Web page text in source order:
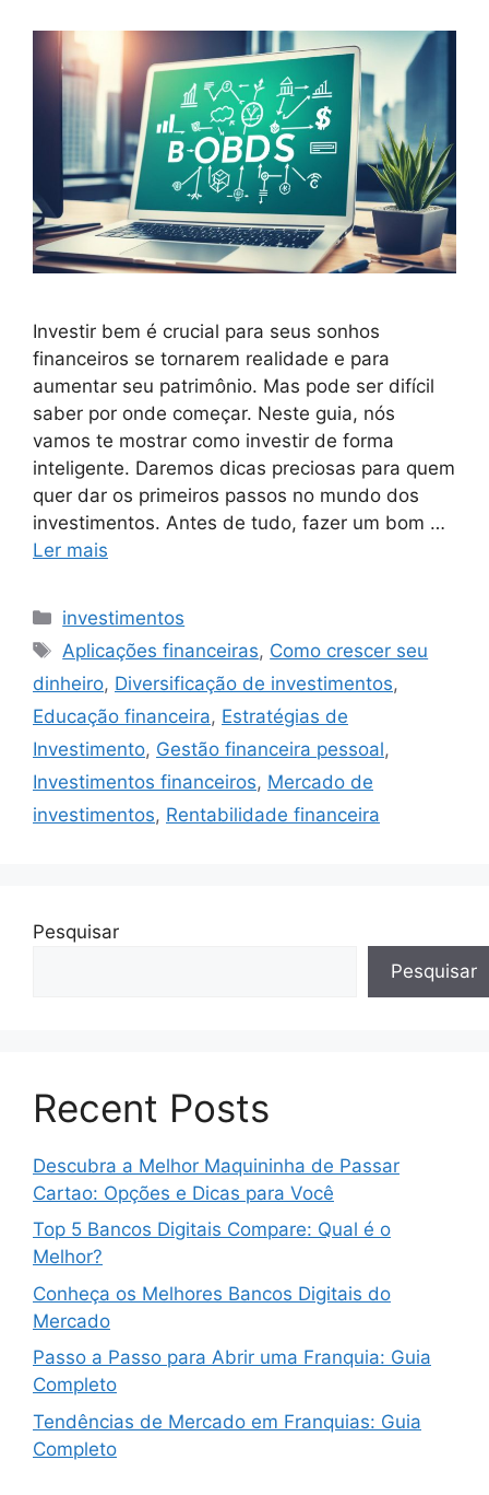
Investir bem é crucial para seus sonhos
financeiros se tornarem realidade e para
aumentar seu patrimônio. Mas pode ser difícil
saber por onde começar. Neste guia, nós
vamos te mostrar como investir de forma
inteligente. Daremos dicas preciosas para quem
quer dar os primeiros passos no mundo dos
investimentos. Antes de tudo, fazer um bom …
Ler mais
Categorias
investimentos
Tags
Aplicações financeiras, Como crescer seu
dinheiro, Diversificação de investimentos,
Educação financeira, Estratégias de
Investimento, Gestão financeira pessoal,
Investimentos financeiros, Mercado de
investimentos, Rentabilidade financeira
Pesquisar
Pesquisar
Recent Posts
Descubra a Melhor Maquininha de Passar
Cartao: Opções e Dicas para Você
Top 5 Bancos Digitais Compare: Qual é o
Melhor?
Conheça os Melhores Bancos Digitais do
Mercado
Passo a Passo para Abrir uma Franquia: Guia
Completo
Tendências de Mercado em Franquias: Guia
Completo